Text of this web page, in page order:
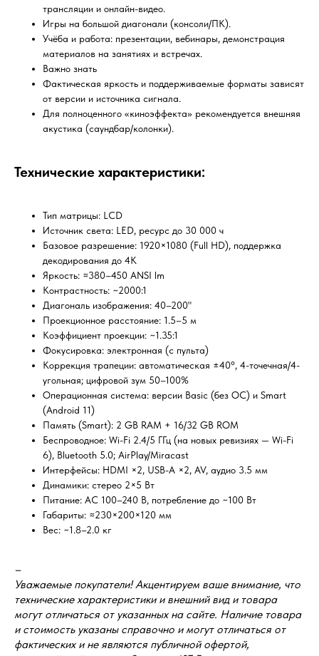
трансляции и онлайн-видео.
Игры на большой диагонали (консоли/ПК).
Учёба и работа: презентации, вебинары, демонстрация
материалов на занятиях и встречах.
Важно знать
Фактическая яркость и поддерживаемые форматы зависят
от версии и источника сигнала.
Для полноценного «киноэффекта» рекомендуется внешняя
акустика (саундбар/колонки).
Технические характеристики:
Тип матрицы: LCD
Источник света: LED, ресурс до 30 000 ч
Базовое разрешение: 1920×1080 (Full HD), поддержка
декодирования до 4K
Яркость: ≈380–450 ANSI lm
Контрастность: ~2000:1
Диагональ изображения: 40–200"
Проекционное расстояние: 1.5–5 м
Коэффициент проекции: ~1.35:1
Фокусировка: электронная (с пульта)
Коррекция трапеции: автоматическая ±40°, 4-точечная/4-
угольная; цифровой зум 50–100%
Операционная система: версии Basic (без ОС) и Smart
(Android 11)
Память (Smart): 2 GB RAM + 16/32 GB ROM
Беспроводное: Wi-Fi 2.4/5 ГГц (на новых ревизиях — Wi-Fi
6), Bluetooth 5.0; AirPlay/Miracast
Интерфейсы: HDMI ×2, USB-A ×2, AV, аудио 3.5 мм
Динамики: стерео 2×5 Вт
Питание: AC 100–240 В, потребление до ~100 Вт
Габариты: ≈230×200×120 мм
Вес: ~1.8–2.0 кг
–
Уважаемые покупатели! Акцентируем ваше внимание, что
технические характеристики и внешний вид и товара
могут отличаться от указанных на сайте. Наличие товара
и стоимость указаны справочно и могут отличаться от
фактических и не являются публичной офертой,